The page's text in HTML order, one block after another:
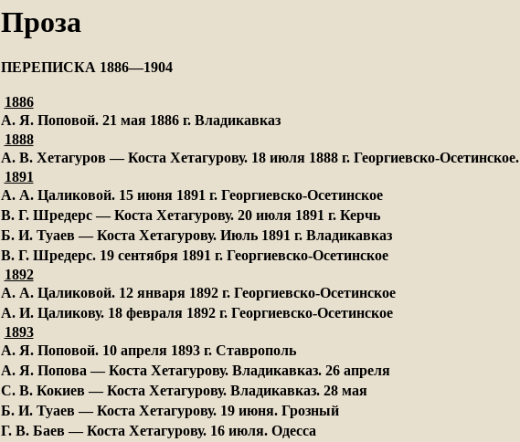
Проза
ПЕРЕПИСКА 1886—1904
1886
А. Я. Поповой. 21 мая 1886 г. Владикавказ
1888
A. В. Хетагуров — Коста Хетагурову. 18 июля 1888 г. Георгиевско-Осетинское.
1891
А. А. Цаликовой. 15 июня 1891 г. Георгиевско-Осетинское
B. Г. Шредерс — Коста Хетагурову. 20 июля 1891 г. Керчь
Б. И. Туаев — Коста Хетагурову. Июль 1891 г. Владикавказ
В. Г. Шредерс. 19 сентября 1891 г. Георгиевско-Осетинское
1892
А. А. Цаликовой. 12 января 1892 г. Георгиевско-Осетинское
А. И. Цаликову. 18 февраля 1892 г. Георгиевско-Осетинское
1893
А. Я. Поповой. 10 апреля 1893 г. Ставрополь
A. Я. Попова — Коста Хетагурову. Владикавказ. 26 апреля
С. В. Кокиев — Коста Хетагурову. Владикавказ. 28 мая
Б. И. Туаев — Коста Хетагурову. 19 июня. Грозный
Г. В. Баев — Коста Хетагурову. 16 июля. Одесса